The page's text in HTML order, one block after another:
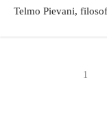
Telmo Pievani,
1